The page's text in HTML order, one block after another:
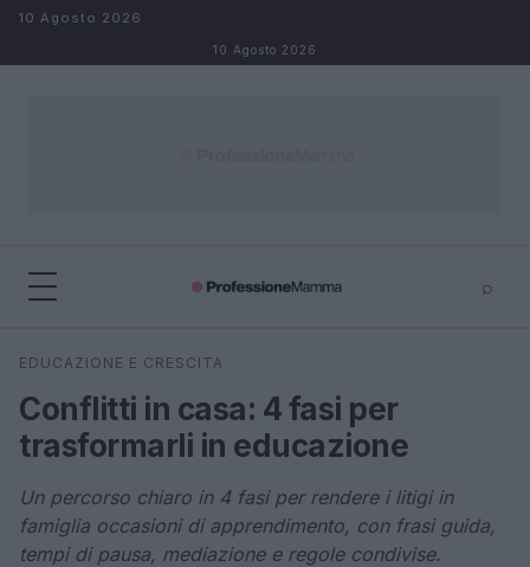
Salta al contenuto
10 Agosto 2026
10 Agosto 2026
⌕
Cerca
EDUCAZIONE E CRESCITA
Conflitti in casa: 4 fasi per
trasformarli in educazione
Un percorso chiaro in 4 fasi per rendere i litigi in
famiglia occasioni di apprendimento, con frasi guida,
tempi di pausa, mediazione e regole condivise.